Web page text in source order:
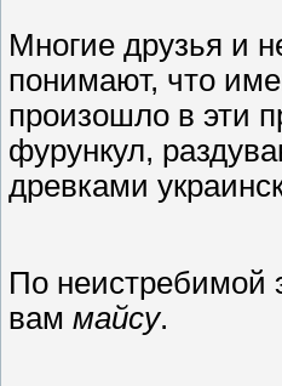
Многие друзья и
понимают, что
произошло в эти
фурункул,
древками
По неистребимой
вам майсу.